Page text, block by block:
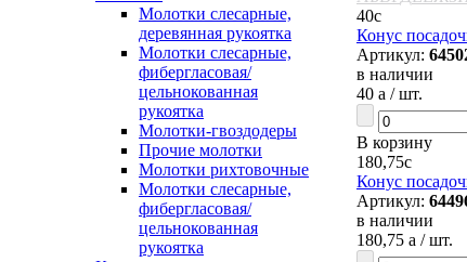
Молотки слесарные,
деревянная рукоятка
Молотки слесарные,
фибергласовая/
цельнокованная
рукоятка
Молотки-гвоздодеры
Прочие молотки
Молотки рихтовочные
Молотки слесарные,
фибергласовая/
цельнокованная
рукоятка
40c
Конус
Артикул:
в наличии
40 a / шт.
В корзину
180,75c
Конус
Артикул:
в наличии
180,75 a / шт.